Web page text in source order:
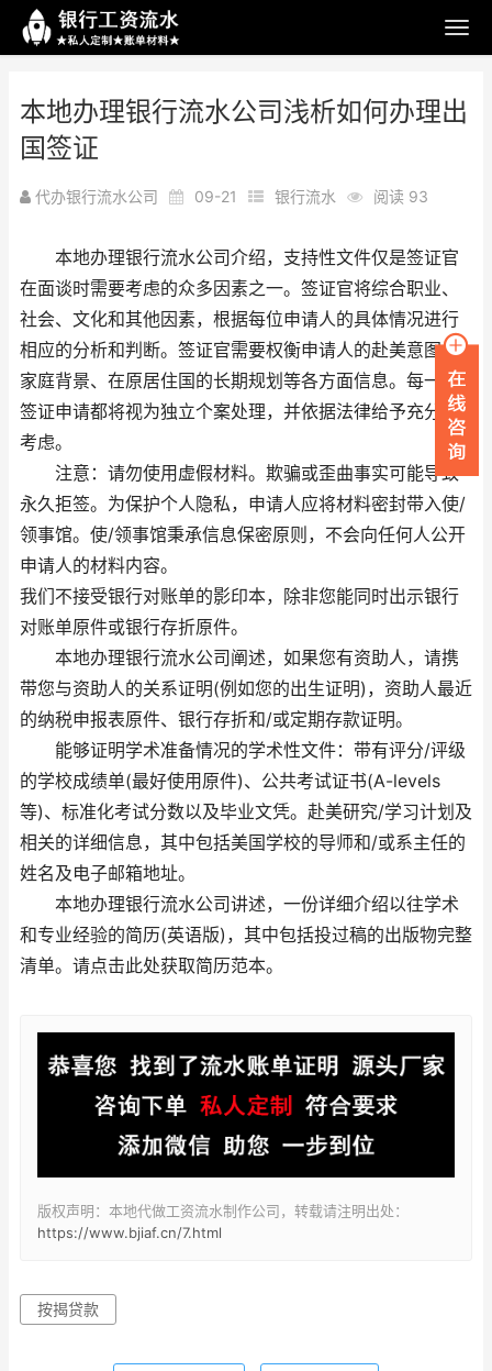
本地办理银行流水公司浅析如何办理出
国签证
代办银行流水公司 09-21 银行流水 阅读 93
本地办理银行流水公司介绍，支持性文件仅是签证官
在面谈时需要考虑的众多因素之一。签证官将综合职业、
社会、文化和其他因素，根据每位申请人的具体情况进行
相应的分析和判断。签证官需要权衡申请人的赴美意图、
家庭背景、在原居住国的长期规划等各方面信息。每一个
签证申请都将视为独立个案处理，并依据法律给予充分的
考虑。
注意：请勿使用虚假材料。欺骗或歪曲事实可能导致
永久拒签。为保护个人隐私，申请人应将材料密封带入使/
领事馆。使/领事馆秉承信息保密原则，不会向任何人公开
申请人的材料内容。
我们不接受银行对账单的影印本，除非您能同时出示银行
对账单原件或银行存折原件。
本地办理银行流水公司阐述，如果您有资助人，请携
带您与资助人的关系证明(例如您的出生证明)，资助人最近
的纳税申报表原件、银行存折和/或定期存款证明。
能够证明学术准备情况的学术性文件：带有评分/评级
的学校成绩单(最好使用原件)、公共考试证书(A-levels
等)、标准化考试分数以及毕业文凭。赴美研究/学习计划及
相关的详细信息，其中包括美国学校的导师和/或系主任的
姓名及电子邮箱地址。
本地办理银行流水公司讲述，一份详细介绍以往学术
和专业经验的简历(英语版)，其中包括投过稿的出版物完整
清单。请点击此处获取简历范本。
版权声明：本地代做工资流水制作公司，转载请注明出处：
https://www.bjiaf.cn/7.html
按揭贷款